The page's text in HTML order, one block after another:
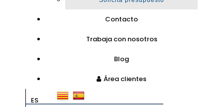
Contacto
Trabaja con nosotros
Blog
Área clientes
ES